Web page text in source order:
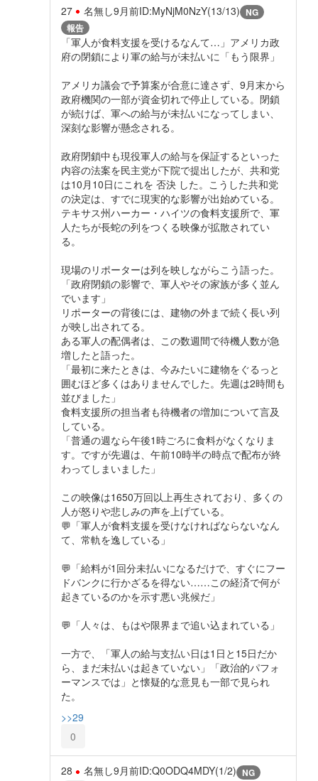
27 名無し9月前ID:MyNjM0NzY(13/13) NG
報告
「軍人が食料支援を受けるなんて…」アメリカ政
府の閉鎖により軍の給与が未払いに「もう限界」
アメリカ議会で予算案が合意に達さず、9月末から
政府機関の一部が資金切れで停止している。閉鎖
が続けば、軍への給与が未払いになってしまい、
深刻な影響が懸念される。
政府閉鎖中も現役軍人の給与を保証するといった
内容の法案を民主党が下院で提出したが、共和党
は10月10日にこれを 否決 した。こうした共和党
の決定は、すでに現実的な影響が出始めている。
テキサス州ハーカー・ハイツの食料支援所で、軍
人たちが長蛇の列をつくる映像が拡散されてい
る。
現場のリポーターは列を映しながらこう語った。
「政府閉鎖の影響で、軍人やその家族が多く並ん
でいます」
リポーターの背後には、建物の外まで続く長い列
が映し出されてる。
ある軍人の配偶者は、この数週間で待機人数が急
増したと語った。
「最初に来たときは、今みたいに建物をぐるっと
囲むほど多くはありませんでした。先週は2時間も
並びました」
食料支援所の担当者も待機者の増加について言及
している。
「普通の週なら午後1時ごろに食料がなくなりま
す。ですが先週は、午前10時半の時点で配布が終
わってしまいました」
この映像は1650万回以上再生されており、多くの
人が怒りや悲しみの声を上げている。
💬「軍人が食料支援を受けなければならないなん
て、常軌を逸している」
💬「給料が1回分未払いになるだけで、すぐにフー
ドバンクに行かざるを得ない……この経済で何が
起きているのかを示す悪い兆候だ」
💬「人々は、もはや限界まで追い込まれている」
一方で、「軍人の給与支払い日は1日と15日だか
ら、まだ未払いは起きていない」「政治的パフォ
ーマンスでは」と懐疑的な意見も一部で見られ
た。
>>29
0
28 名無し9月前ID:Q0ODQ4MDY(1/2) NG